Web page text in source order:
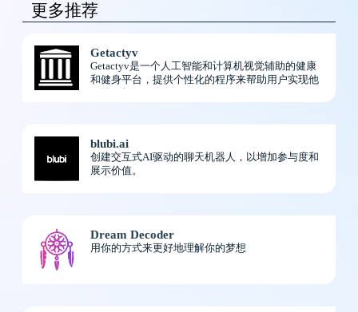
更多推荐
Getactyv
Getactyv是一个人工智能和计算机视觉辅助的健康
和健身平台，提供个性化的程序来帮助用户实现他
blubi.ai
创建交互式AI驱动的聊天机器人，以增加参与度和
展示价值。
Dream Decoder
用你的方式来更好地理解你的梦想